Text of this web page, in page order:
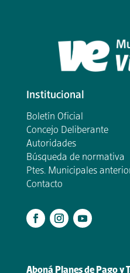
Institucional
Boletín Oficial
Concejo Deliberante
Autoridades
Búsqueda de normativa
Ptes. Municipales
Contacto
Aboná Planes de Pago y